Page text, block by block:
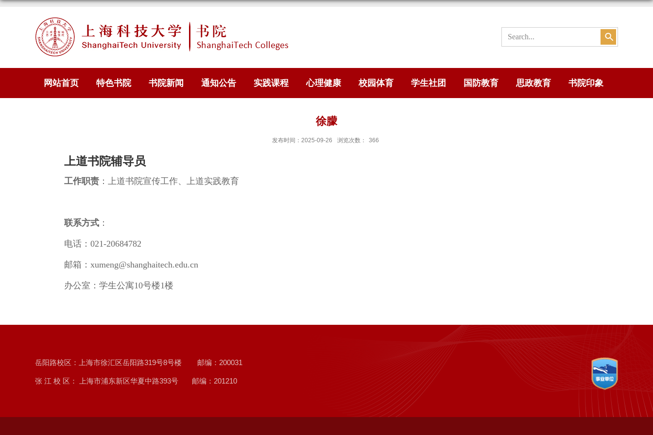
网站首页 特色书院 书院新闻 通知公告 实践课程 心理健康 校园体育 学生社团 国防教育 思政教育 书院印象
徐朦
发布时间：2025-09-26 浏览次数： 366
上道书院辅导员
工作职责 ： 上道书院宣传工作、上道实践教育
联系方式 ：
电话：021-20684782
邮箱： xumeng@shanghaitech.edu.cn
办公室： 学生公寓10号楼1楼
岳阳路校区：上海市徐汇区岳阳路319号8号楼 邮编：200031
张 江 校 区： 上海市浦东新区华夏中路393号 邮编：201210